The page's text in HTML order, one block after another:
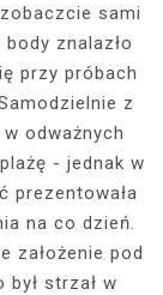
sami
znalazło
przy próbach
z
odważnych
- jednak w
prezentowała
na co dzień.
założenie pod
strzał w